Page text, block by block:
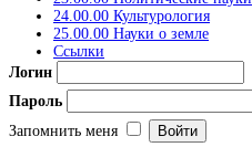
24.00.00 Культурология
25.00.00 Науки о земле
Ссылки
Логин
Пароль
Запомнить меня